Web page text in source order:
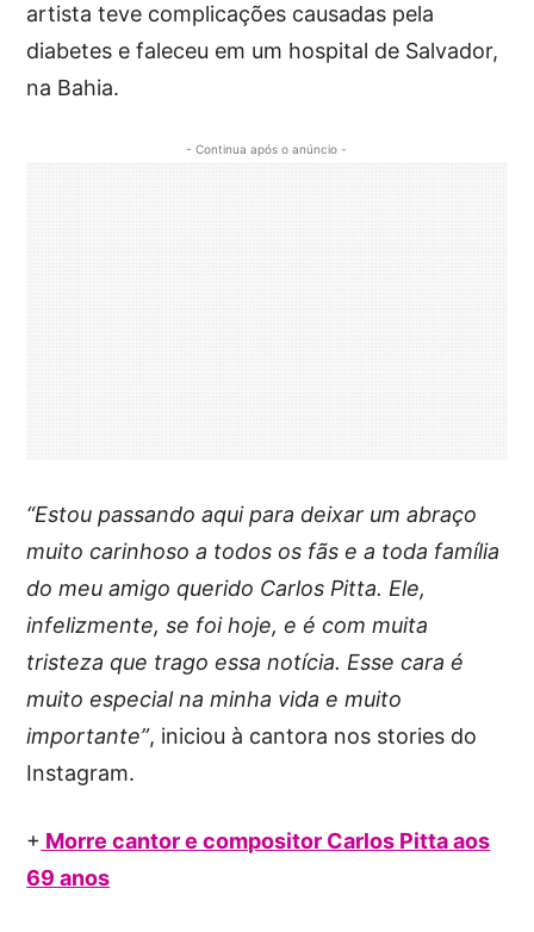
artista teve complicações causadas pela
diabetes e faleceu em um hospital de Salvador,
na Bahia.
- Continua após o anúncio -
“Estou passando aqui para deixar um abraço
muito carinhoso a todos os fãs e a toda família
do meu amigo querido Carlos Pitta. Ele,
infelizmente, se foi hoje, e é com muita
tristeza que trago essa notícia. Esse cara é
muito especial na minha vida e muito
importante”, iniciou à cantora nos stories do
Instagram.
+ Morre cantor e compositor Carlos Pitta aos
69 anos